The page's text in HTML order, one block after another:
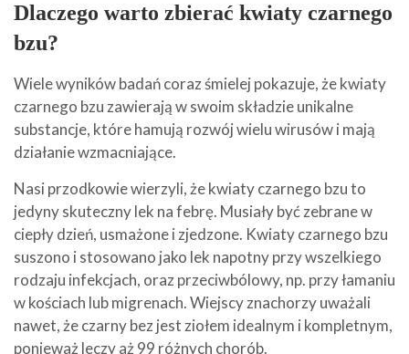
Dlaczego warto zbierać kwiaty czarnego
bzu?
Wiele wyników badań coraz śmielej pokazuje, że kwiaty
czarnego bzu zawierają w swoim składzie unikalne
substancje, które hamują rozwój wielu wirusów i mają
działanie wzmacniające.
Nasi przodkowie wierzyli, że kwiaty czarnego bzu to
jedyny skuteczny lek na febrę. Musiały być zebrane w
ciepły dzień, usmażone i zjedzone. Kwiaty czarnego bzu
suszono i stosowano jako lek napotny przy wszelkiego
rodzaju infekcjach, oraz przeciwbólowy, np. przy łamaniu
w kościach lub migrenach. Wiejscy znachorzy uważali
nawet, że czarny bez jest ziołem idealnym i kompletnym,
ponieważ leczy aż 99 różnych chorób.